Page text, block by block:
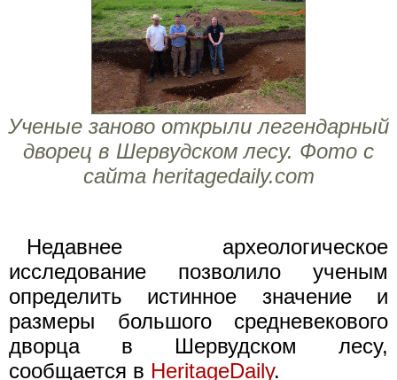
Ученые заново открыли легендарный
дворец в Шервудском лесу. Фото с
сайта heritagedaily.com
Недавнее археологическое
исследование позволило ученым
определить истинное значение и
размеры большого средневекового
дворца в Шервудском лесу,
сообщается в HeritageDaily.